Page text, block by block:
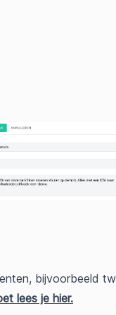
bijvoorbeeld
lees je hier.